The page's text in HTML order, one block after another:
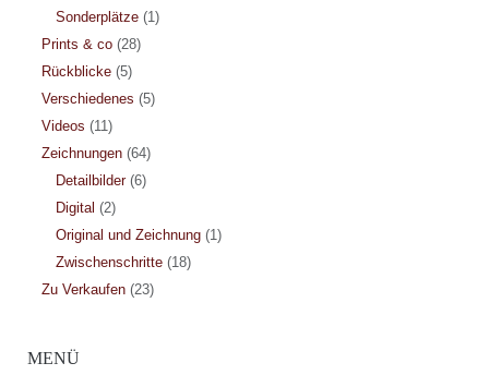
Sonderplätze(1)
Prints & co(28)
Rückblicke(5)
Verschiedenes (5)
Videos (11)
Zeichnungen(64)
Detailbilder(6)
Digital (2)
Original und Zeichnung(1)
Zwischenschritte(18)
Zu Verkaufen(23)
MENÜ